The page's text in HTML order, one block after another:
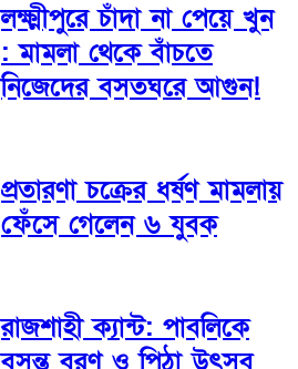
লক্ষ্মীপুরে চাঁদা না পেয়ে খুন
: মামলা থেকে বাঁচতে
নিজেদের বসতঘরে আগুন!
প্রতারণা চক্রের ধর্ষণ মামলায়
ফেঁসে গেলেন ৬ যুবক
রাজশাহী ক্যান্ট: পাবলিকে
বসন্ত বরণ ও পিঠা উৎসব